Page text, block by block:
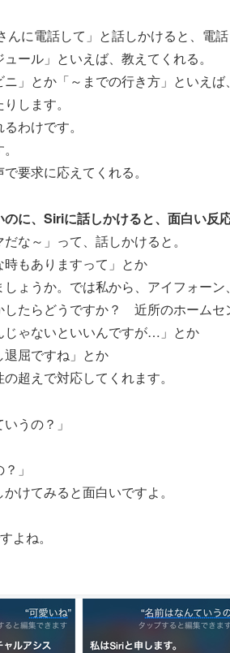
んに電話して」と話しかけると、電話
ュール」といえば、教えてくれる。
ニ」とか「～までの行き方」といえ
します。
わけです。
要求に応えてくれる。
に、Siriに話しかけると、面白い反応
な～」って、話しかけると。
時もありますって」とか
しょうか。では私から、アイフォー
したらどうですか？ 近所のホーム
じゃないといいんですが…」とか
退屈ですね」とか
超えで対応してくれます。
うの？」
」
けてみると面白いですよ。
よね。